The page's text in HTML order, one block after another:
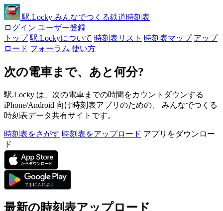
駅.Locky みんなでつくる鉄道時刻表
ログイン ユーザー登録
トップ 駅.Lockyについて 時刻表リスト 時刻表マップ アップ
ロード フォーラム 使い方
次の電車まで、あと何分?
駅.Locky は、次の電車までの時間をカウントダウンする
iPhone/Android 向け時刻表アプリのための、 みんなでつくる
時刻表データ共有サイトです。
時刻表をさがす 時刻表をアップロード アプリをダウンロー
ド
最新の時刻表アップロード